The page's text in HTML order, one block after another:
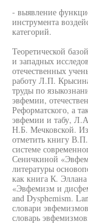
- выявление
инструмента
категорий.
Теоретической
и западных
отечественных
работу Л.П.
труды по
эвфемии,
Реформатского, а
эвфемии и табу,
Н.Б. Мечковской.
отметить книгу
системе
Сеничкиной
литературы
как книга К.
«Эвфемизм и
and Dysphemism.
словари
словарь